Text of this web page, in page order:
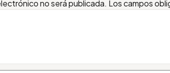
no será publicada. Los campos